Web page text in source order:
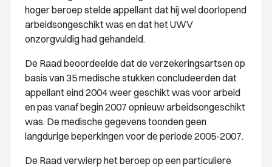
hoger beroep stelde appellant dat hij wel doorlopend
arbeidsongeschikt was en dat het UWV
onzorgvuldig had gehandeld.
De Raad beoordeelde dat de verzekeringsartsen op
basis van 35 medische stukken concludeerden dat
appellant eind 2004 weer geschikt was voor arbeid
en pas vanaf begin 2007 opnieuw arbeidsongeschikt
was. De medische gegevens toonden geen
langdurige beperkingen voor de periode 2005-2007.
De Raad verwierp het beroep op een particuliere